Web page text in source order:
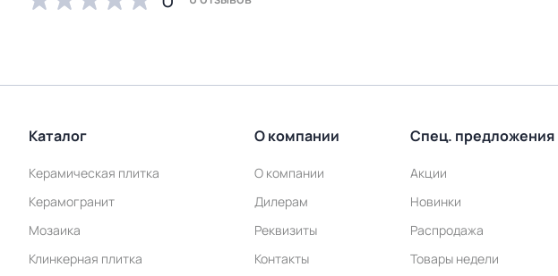
Каталог
Керамическая плитка
Керамогранит
Мозаика
Клинкерная плитка
О компании
О компании
Дилерам
Реквизиты
Контакты
Спец. предложения
Акции
Новинки
Распродажа
Товары недели